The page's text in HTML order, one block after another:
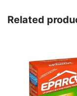
Related